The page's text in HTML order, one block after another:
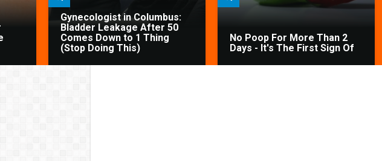
Gynecologist in Columbus:
Bladder Leakage After 50
Comes Down to 1 Thing
(Stop Doing This)
No Poop For More Than 2
Days - It's The First Sign Of